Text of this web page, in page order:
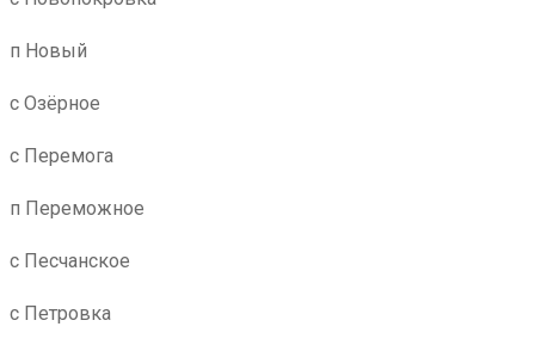
п Новый
с Озёрное
с Перемога
п Переможное
с Песчанское
с Петровка